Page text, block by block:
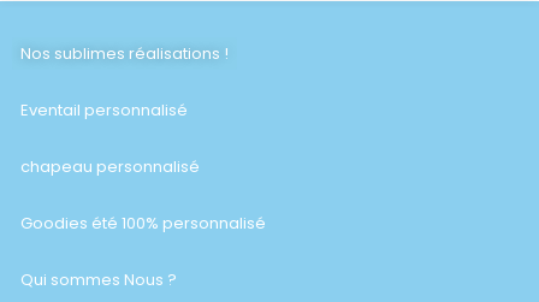
Nos sublimes réalisations !
Eventail personnalisé
chapeau personnalisé
Goodies été 100% personnalisé
Qui sommes Nous ?